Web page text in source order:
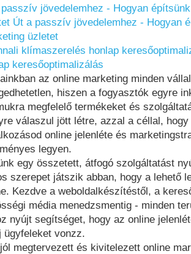
jövedelemhez - Hogyan
Út a passzív jövedelemhez - Hogyan
üzletet
klímaszerelés honlap
keresőoptimalizálás
az online marketing minden
hiszen a fogyasztók egyre
megfelelő termékeket és
válaszul jött létre, azzal a céllal,
online jelenléte és
legyen.
egy összetett, átfogó szolgáltatást
szerepet játszik abban, hogy a lehető
Kezdve a weboldalkészítéstől, a
média menedzsmentig - minden
nyújt segítséget, hogy az online
ügyfeleket vonzz.
megtervezett és kivitelezett online